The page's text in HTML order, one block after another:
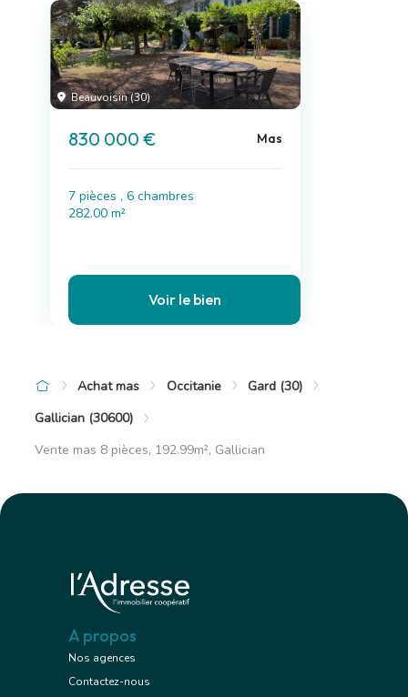
Beauvoisin (30)
830 000 € Mas
7 pièces , 6 chambres
282.00 m²
Voir le bien
Achat mas Occitanie
Gard (30)
Gallician (30600)
Vente mas 8 pièces, 192.99m², Gallician
A propos
Nos agences
Contactez-nous